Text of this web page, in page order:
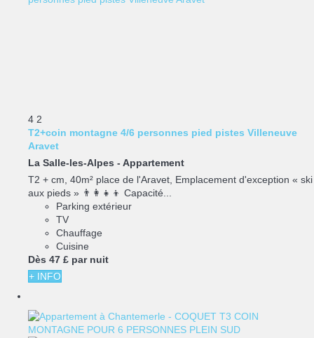
4 2
T2+coin montagne 4/6 personnes pied pistes Villeneuve
Aravet
La Salle-les-Alpes - Appartement
T2 + cm, 40m² place de l'Aravet, Emplacement d'exception « ski
aux pieds » 👨‍👩‍👧‍👦 Capacité...
Parking extérieur
TV
Chauffage
Cuisine
Dès 47 £ par nuit
+ INFO